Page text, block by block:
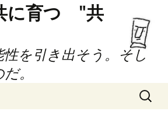
に育つ "共
を引き出そう。そし
。
検
索: